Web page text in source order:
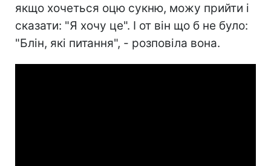
якщо хочеться оцю сукню, можу прийти і
сказати: "Я хочу це". І от він що б не було:
"Блін, які питання", - розповіла вона.